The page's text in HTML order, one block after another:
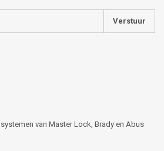
Verstuur
van Master Lock, Brady en Abus